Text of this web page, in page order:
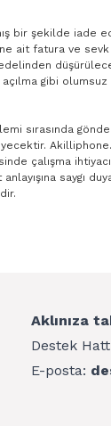
bir şekilde iade
ait fatura ve
gibi
sırasında
çalışma
saygı
Aklınıza
Destek
E-posta: